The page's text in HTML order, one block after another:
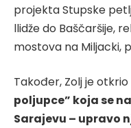
projekta Stupske
llidže do Baščaršije,
mostova na Miljacki,
Također, Zolj je otkrio
poljupce” koja se
Sarajevu – upravo